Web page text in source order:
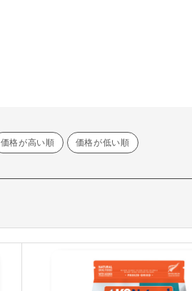
価格が高い順 価格が低い順